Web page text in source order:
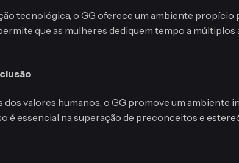
tecnológica, o GG oferece um ambiente
que as mulheres dediquem tempo a múltiplos
valores humanos, o GG promove um ambiente
é essencial na superação de preconceitos e